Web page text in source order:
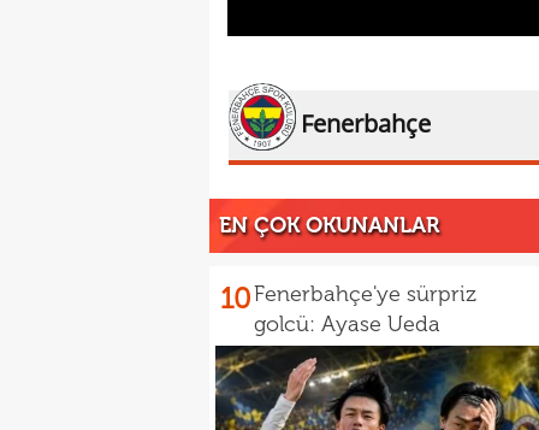
Fenerbahçe
EN ÇOK OKUNANLAR
10Fenerbahçe'ye sürpriz
golcü: Ayase Ueda